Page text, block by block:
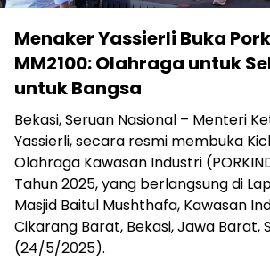
Menaker Yassierli Buka
MM2100: Olahraga untuk
untuk Bangsa
Bekasi, Seruan Nasional – Menteri
Yassierli, secara resmi membuka
Olahraga Kawasan Industri
Tahun 2025, yang berlangsung di
Masjid Baitul Mushthafa, Kawasan
Cikarang Barat, Bekasi, Jawa Barat,
(24/5/2025).